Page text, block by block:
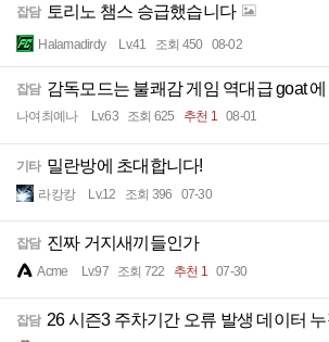
잡담 토리노 챔스 승급했습니다
Halamadirdy Lv.41 조회 450 08-02
잡담 감독모드는 불쾌감 게임 역대급 goat
나여최예나 Lv.63 조회 625 추천 1 08-01
기타 밀란방에 초대합니다!
라캉캉 Lv.12 조회 396 07-30
잡담 진짜 거지새끼들인가
Acme Lv.97 조회 722 추천 1 07-30
잡담 26 시즌3 주차기간 오류 발생 데이터